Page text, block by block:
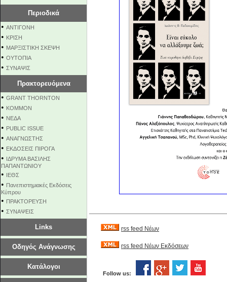
Περιοδικά
• ΑΝΤΙΓΟΝΗ
• ΚΡΙΣΗ
• ΜΑΡΞΙΣΤΙΚΗ ΣΚΕΨΗ
• ΟΥΤΟΠΙΑ
• ΣΥΝΑΨΙΣ
Πρακτορευόμενα
• GRANT THORNTON
• KOMMON
• NEΔΑ
• PUBLIC ISSUE
• ΑΝΑΓΝΩΣΤΗΣ
• ΕΚΔΟΣΕΙΣ ΠΙΡΟΓΑ
• ΙΔΡΥΜΑ ΒΑΣΙΛΗΣ
ΠΑΠΑΝΤΩΝΙΟΥ
• ΙΕΘΣ
• Πανεπιστημιακές Εκδόσεις
Κύπρου
• ΠΡΑΚΤΟΡΕΥΣΗ
• ΣΥΝΑΨΕΙΣ
Links
Οδηγός Ανάγνωσης
Κατάλογοι
rss feed Νέων
rss feed Νέων Εκδόσεων
Follow us: